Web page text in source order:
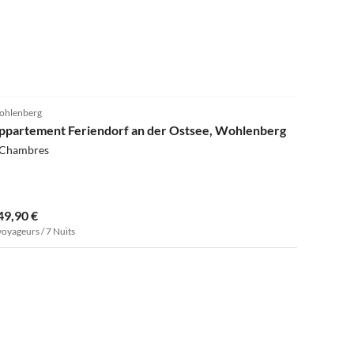
Feriendorf an der Ostsee, Wohlenberg
€
/ 7 Nuits